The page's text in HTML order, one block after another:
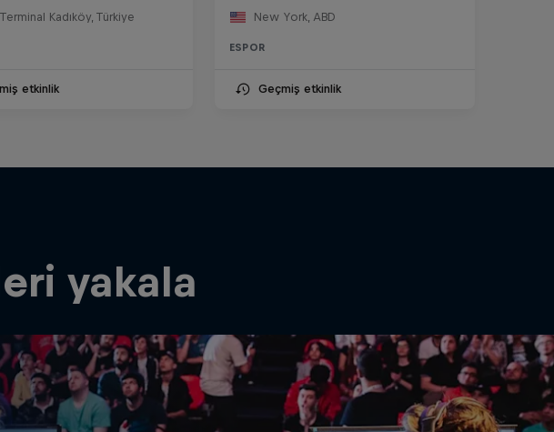
Kadıköy, Türkiye
etkinlik
New York, ABD
ESPOR
Geçmiş etkinlik
yakala